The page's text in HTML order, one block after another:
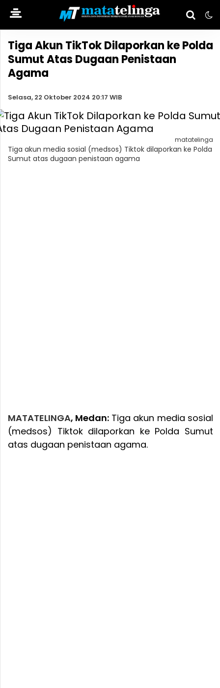
Tiga Akun TikTok Dilaporkan ke Polda
Sumut Atas Dugaan Penistaan
Agama
Selasa, 22 Oktober 2024 20:17 WIB
matatelinga
Tiga akun media sosial (medsos) Tiktok dilaporkan ke Polda
Sumut atas dugaan penistaan agama
MATATELINGA, Medan: Tiga akun media sosial
(medsos) Tiktok dilaporkan ke Polda Sumut
atas dugaan penistaan agama.